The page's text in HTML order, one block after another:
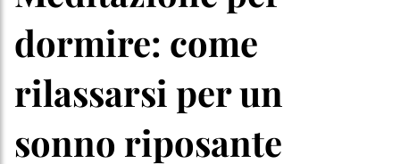
dormire: come
rilassarsi per un
sonno riposante